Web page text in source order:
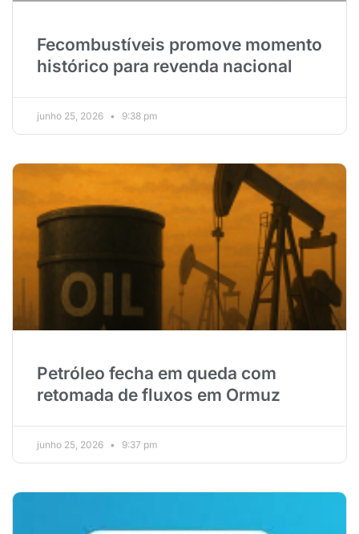
Fecombustíveis promove momento
histórico para revenda nacional
junho 25, 2026 9:38 pm
Petróleo fecha em queda com
retomada de fluxos em Ormuz
junho 25, 2026 9:37 pm